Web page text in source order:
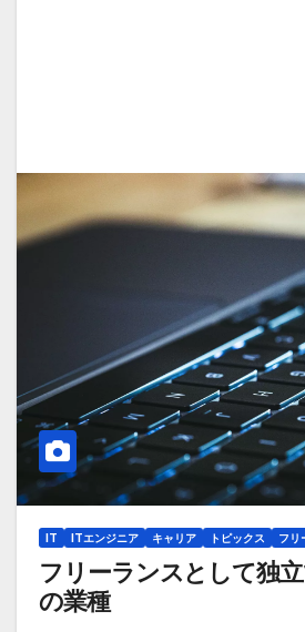
IT ITエンジニア キャリア トピックス フリ
フリーランスとして独
の業種